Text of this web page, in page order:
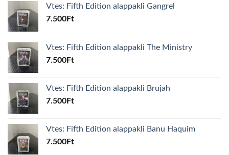
Vtes: Fifth Edition alappakli Gangrel
7.500Ft
Vtes: Fifth Edition alappakli The Ministry
7.500Ft
Vtes: Fifth Edition alappakli Brujah
7.500Ft
Vtes: Fifth Edition alappakli Banu Haquim
7.500Ft